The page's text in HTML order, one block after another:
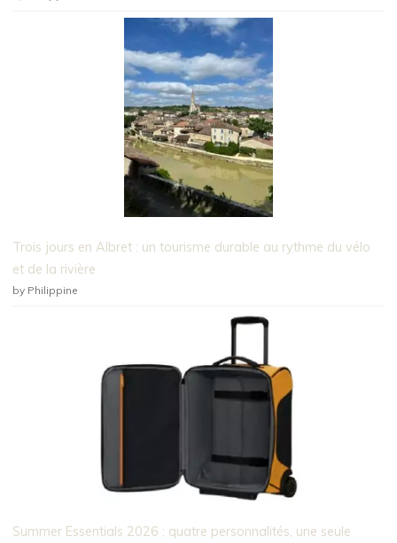
Trois jours en Albret : un tourisme durable au rythme du vélo
et de la rivière
by Philippine
Summer Essentials 2026 : quatre personnalités, une seule